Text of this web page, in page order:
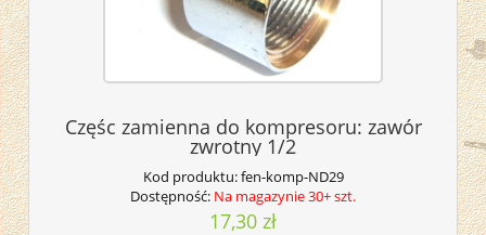
Częśc zamienna do kompresoru: zawór
zwrotny 1/2
Kod produktu:fen-komp-ND29
Dostępność: Na magazynie 30+ szt.
17,30 zł